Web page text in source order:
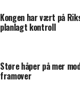
Kongen har vært på
planlagt kontroll
Støre håper på mer
framover